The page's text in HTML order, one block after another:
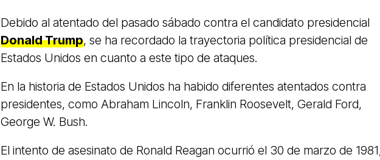
Debido al atentado del pasado sábado contra el candidato presidencial
Donald Trump, se ha recordado la trayectoria política presidencial de
Estados Unidos en cuanto a este tipo de ataques.
En la historia de Estados Unidos ha habido diferentes atentados contra
presidentes, como Abraham Lincoln, Franklin Roosevelt, Gerald Ford,
George W. Bush.
El intento de asesinato de Ronald Reagan ocurrió el 30 de marzo de